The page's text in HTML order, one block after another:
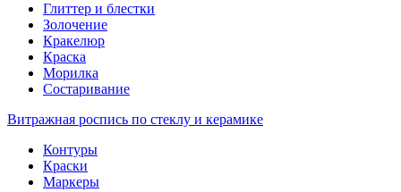
Глиттер и блестки
Золочение
Кракелюр
Краска
Морилка
Состаривание
Витражная роспись по стеклу и керамике
Контуры
Краски
Маркеры